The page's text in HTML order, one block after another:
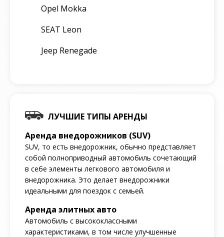
Opel Mokka
SEAT Leon
Jeep Renegade
ЛУЧШИЕ ТИПЫ АРЕНДЫ
Аренда внедорожников (SUV)
SUV, то есть внедорожник, обычно представляет
собой полноприводный автомобиль сочетающий
в себе элементы легкового автомобиля и
внедорожника. Это делает внедорожники
идеальными для поездок с семьей.
Аренда элитных авто
Автомобиль с высококлассными
характеристиками, в том числе улучшенные